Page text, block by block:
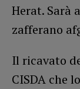
Herat. Sarà
zafferano
Il ricavato
CISDA che